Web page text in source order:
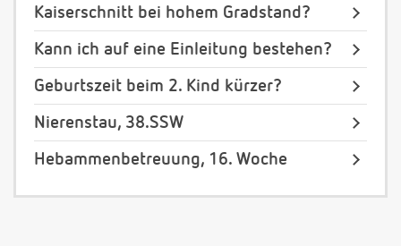
Kaiserschnitt bei hohem Gradstand?
Kann ich auf eine Einleitung bestehen?
Geburtszeit beim 2. Kind kürzer?
Nierenstau, 38.SSW
Hebammenbetreuung, 16. Woche